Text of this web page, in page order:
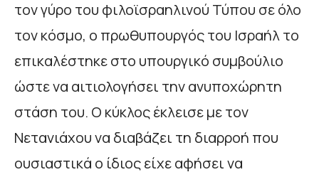
τον γύρο του φιλοϊσραηλινού Τύπου σε όλο
τον κόσμο, ο πρωθυπουργός του Ισραήλ το
επικαλέστηκε στο υπουργικό συμβούλιο
ώστε να αιτιολογήσει την ανυποχώρητη
στάση του. Ο κύκλος έκλεισε με τον
Νετανιάχου να διαβάζει τη διαρροή που
ουσιαστικά ο ίδιος είχε αφήσει να